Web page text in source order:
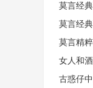
莫言经
莫言经
莫言精
女人和
古惑仔